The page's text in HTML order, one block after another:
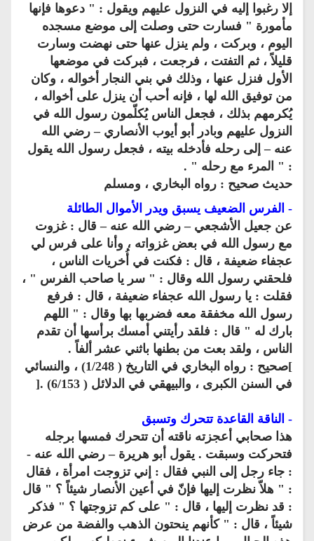
إلا رغبوا إليه في النزول عليهم ويقول : " دعوها فإنها
مأمورة " فسارت حتى وصلت إلى موضع مسجده
اليوم ، وبركت ، ولم ينزل عنها حتى نهضت وسارت
قليلاً ، ثم التفتت ، فرجعت ، فبركت في موضعها
الأول فنزل عنها ، وذلك في بني النجار أخواله ، وكان
من توفيق الله لها ، فإنه أحب أن ينزل على أخواله ،
يُكرمهم بذلك ، فجعل الناس يُكلّمون رسول الله في
النزول عليهم وبادر أبو أيوب الأنصاري – رضي الله
عنه – إلى رحله فأدخله بيته ، فجعل رسول الله يقول
: " المرء مع رحله " .
حديث صحيح : رواه البخاري ، ومسلم
- الفرس الضعيف يسبق ويدر الأموال الطائلة
عن جعيل الأشجعي – رضي الله عنه – قال : غزوت
مع رسول الله في بعض غزواته ، وأنا على فرس لي
عجفاء ضعيفة ، قال : فكنت في أُخريات الناس ،
فلحقني رسول الله وقال : " سر يا صاحب الفرس " ،
فقلت : يا رسول الله عجفاء ضعيفة ، قال : فرفع
رسول الله مخفقة معه فضربها بها وقال : " اللهم
بارك له " قال : فلقد رأيتني أمسك برأسها أن تقدم
الناس ، ولقد بعت من بطنها باثني عشر ألفاً .
]صحيح : رواه البخاري في التاريخ ( 1/248) ، والنسائي
في السنن الكبرى ، والبيهقي في الدلائل ( 6/153) .[
- الناقة القاعدة تتحرك وتسبق
هذا صحابي أعجزته ناقته أن تتحرك فمسها برجله
فتحركت وسبقت . يقول أبو هريرة – رضي الله عنه -
: جاء رجل إلى النبي فقال : إني تزوجت امرأة ، فقال
: " هلاّ نظرت إليها فإنّ في أعين الأنصار شيئاً ؟ " قال
: قد نظرت إليها ، قال : " على كم تزوجتها ؟ " فذكر
شيئاً ، قال : " كأنهم ينحتون الذهب والفضة من عرض